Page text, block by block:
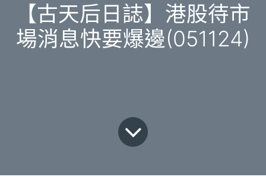
【古天后日誌】港股待市
場消息快要爆邊(051124)